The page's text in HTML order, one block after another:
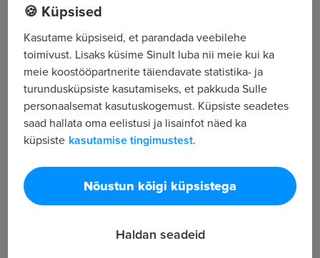
Finants ja raamatupidamine
Kõik tööpakkumised
Tööpakkuja tutvustus
5
🍪 Küpsised
Kasutame küpsiseid, et parandada veebilehe
toimivust. Lisaks küsime Sinult luba nii meie kui ka
meie koostööpartnerite täiendavate statistika- ja
turundusküpsiste kasutamiseks, et pakkuda Sulle
personaalsemat kasutuskogemust. Küpsiste seadetes
saad hallata oma eelistusi ja lisainfot näed ka
küpsiste kasutamise tingimustest.
Nõustun kõigi küpsistega
Haldan seadeid